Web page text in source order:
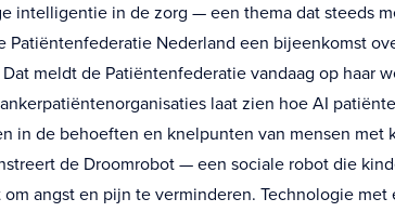
intelligentie in de zorg — een thema dat steeds
Patiëntenfederatie Nederland een bijeenkomst
meldt de Patiëntenfederatie vandaag op haar
laat zien hoe AI
in de behoeften en knelpunten van mensen met
de Droomrobot — een sociale robot die
angst en pijn te verminderen. Technologie met